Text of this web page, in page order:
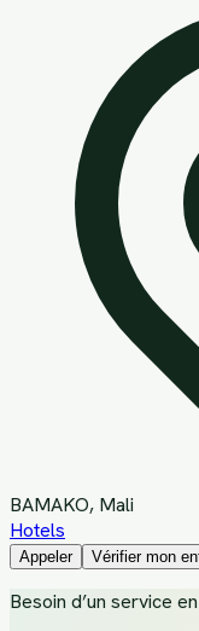
BAMAKO, Mali
Hotels
Appeler Vérifier mon
Besoin d’un service